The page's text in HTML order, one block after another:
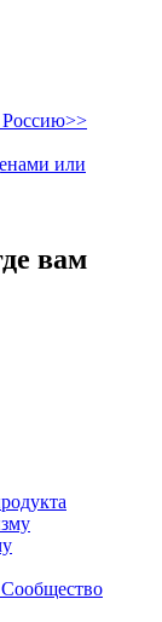
Россию>>
или
вам
Сообщество